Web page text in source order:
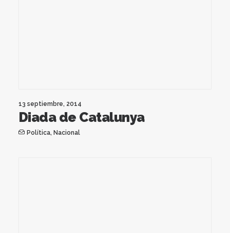
13 septiembre, 2014
Diada de Catalunya
Política, Nacional